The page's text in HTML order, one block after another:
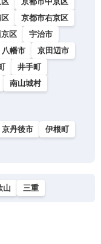
京都市右京区
区
宇治市
八幡市
京田辺市
井手町
南山城村
京丹後市
伊根町
山 三重